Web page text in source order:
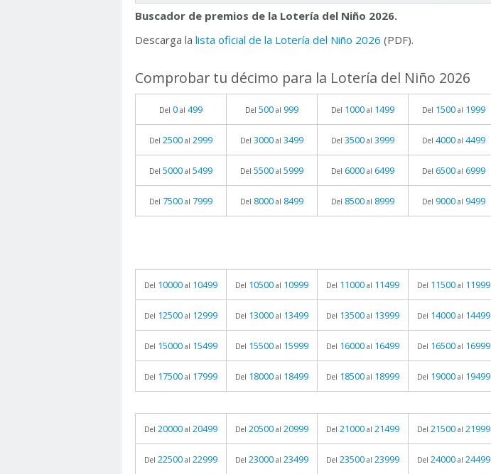
Buscador de premios de la Lotería del Niño 2026.
Descarga la lista oficial de la Lotería del Niño 2026 (PDF).
Comprobar tu décimo para la Lotería del Niño 2026
Del 0 al 499 Del 500 al 999 Del 1000 al 1499 Del 1500 al 1999
Del 2500 al 2999 Del 3000 al 3499 Del 3500 al 3999 Del 4000 al 4499
Del 5000 al 5499 Del 5500 al 5999 Del 6000 al 6499 Del 6500 al 6999
Del 7500 al 7999 Del 8000 al 8499 Del 8500 al 8999 Del 9000 al 9499
Del 10000 al 10499 Del 10500 al 10999 Del 11000 al 11499 Del 11500 al 11999
Del 12500 al 12999 Del 13000 al 13499 Del 13500 al 13999 Del 14000 al 14499
Del 15000 al 15499 Del 15500 al 15999 Del 16000 al 16499 Del 16500 al 16999
Del 17500 al 17999 Del 18000 al 18499 Del 18500 al 18999 Del 19000 al 19499
Del 20000 al 20499 Del 20500 al 20999 Del 21000 al 21499 Del 21500 al 21999
Del 22500 al 22999 Del 23000 al 23499 Del 23500 al 23999 Del 24000 al 24499